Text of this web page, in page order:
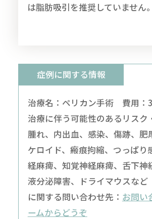
は脂肪吸引を推奨していません。
症例に関する情報
治療名：ペリカン手術 費用
治療に伴う可能性のあるリスク
腫れ、内出血、感染、傷跡、肥
ケロイド、瘢痕拘縮、つっぱり
経麻痺、知覚神経麻痺、舌下神
液分泌障害、ドライマウスな
に関する問い合わせ先： お問い
ームからどうぞ